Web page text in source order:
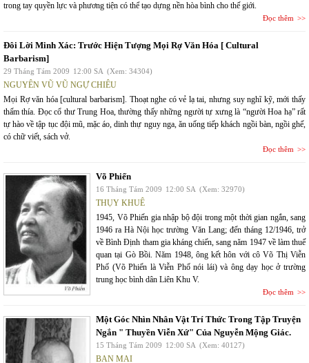
trong tay quyền lực và phương tiện có thể tạo dựng nền hòa bình cho thế giới.
Đọc thêm
Đôi Lời Minh Xác: Trước Hiện Tượng Mọi Rợ Văn Hóa [ Cultural
Barbarism]
29 Tháng Tám 2009 12:00 SA (Xem: 34304)
NGUYÊN VŨ VŨ NGỰ CHIÊU
Mọi Rợ văn hóa [cultural barbarism]. Thoạt nghe có vẻ lạ tai, nhưng suy nghĩ kỹ, mới thấy
thấm thía. Đọc cổ thư Trung Hoa, thường thấy những người tự xưng là “người Hoa hạ” rất
tự hào về tập tục đội mũ, mặc áo, dinh thự nguy nga, ăn uống tiếp khách ngồi bàn, ngồi ghế,
có chữ viết, sách vở.
Đọc thêm
Võ Phiến
16 Tháng Tám 2009 12:00 SA (Xem: 32970)
THỤY KHUÊ
1945, Võ Phiến gia nhập bộ đội trong một thời gian ngắn, sang
1946 ra Hà Nội học trường Văn Lang; đến tháng 12/1946, trở
về Bình Định tham gia kháng chiến, sang năm 1947 về làm thuế
quan tại Gò Bồi. Năm 1948, ông kết hôn với cô Võ Thị Viễn
Phố (Võ Phiến là Viễn Phố nói lái) và ông dạy học ở trường
trung học bình dân Liên Khu V.
Đọc thêm
Một Góc Nhìn Nhân Vật Trí Thức Trong Tập Truyện
Ngắn " Thuyền Viễn Xứ" Của Nguyễn Mộng Giác.
15 Tháng Tám 2009 12:00 SA (Xem: 40127)
BAN MAI